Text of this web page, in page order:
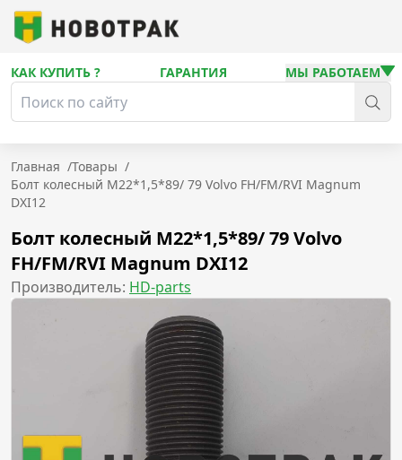
КАК КУПИТЬ ? ГАРАНТИЯ МЫ РАБОТАЕМ
Главная /Товары /
Болт колесный M22*1,5*89/ 79 Volvo FH/FM/RVI Magnum
DXI12
Болт колесный M22*1,5*89/ 79 Volvo
FH/FM/RVI Magnum DXI12
Производитель: HD-parts